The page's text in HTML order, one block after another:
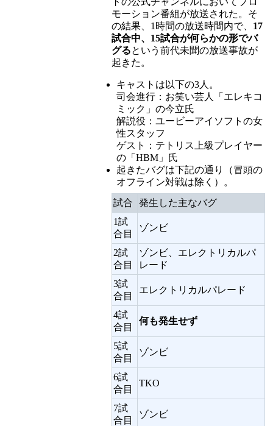
モーション番組が放送された。そ
の結果、1時間の放送時間内で、 17
試合中、15試合が何らかの形でバ
グるという前代未聞の放送事故が
起きた。
キャストは以下の3人。
司会進行：お笑い芸人「エレキコ
ミック」の今立氏
解説役：ユービーアイソフトの女
性スタッフ
ゲスト：テトリス上級プレイヤー
の「HBM」氏
起きたバグは下記の通り（冒頭の
オフライン対戦は除く）。
試合
発生した主なバグ
1試
合目
ゾンビ
2試
合目
ゾンビ、エレクトリカルパ
レード
3試
合目
エレクトリカルパレード
4試
合目
何も発生せず
5試
合目
ゾンビ
6試
合目
TKO
7試
合目
ゾンビ